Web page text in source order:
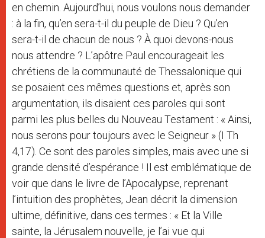
en chemin. Aujourd’hui, nous voulons nous demander
: à la fin, qu’en sera-t-il du peuple de Dieu ? Qu’en
sera-t-il de chacun de nous ? À quoi devons-nous
nous attendre ? L’apôtre Paul encourageait les
chrétiens de la communauté de Thessalonique qui
se posaient ces mêmes questions et, après son
argumentation, ils disaient ces paroles qui sont
parmi les plus belles du Nouveau Testament : « Ainsi,
nous serons pour toujours avec le Seigneur » (I Th
4,17). Ce sont des paroles simples, mais avec une si
grande densité d’espérance ! Il est emblématique de
voir que dans le livre de l’Apocalypse, reprenant
l’intuition des prophètes, Jean décrit la dimension
ultime, définitive, dans ces termes : « Et la Ville
sainte, la Jérusalem nouvelle, je l’ai vue qui